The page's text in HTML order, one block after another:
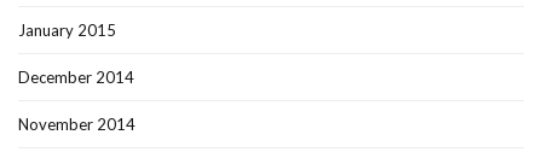
January 2015
December 2014
November 2014